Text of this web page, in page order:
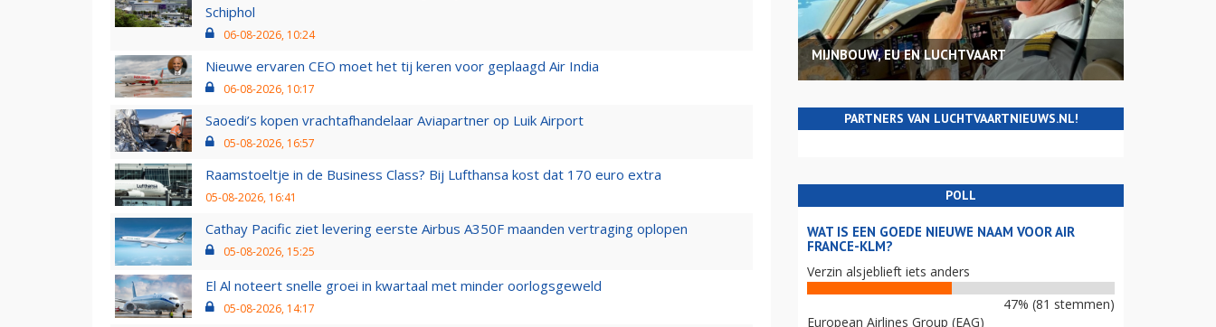
Schiphol
06-08-2026, 10:24
Nieuwe ervaren CEO moet het tij keren voor geplaagd Air India
06-08-2026, 10:17
Saoedi’s kopen vrachtafhandelaar Aviapartner op Luik Airport
05-08-2026, 16:57
Raamstoeltje in de Business Class? Bij Lufthansa kost dat 170 euro extra
05-08-2026, 16:41
Cathay Pacific ziet levering eerste Airbus A350F maanden vertraging oplopen
05-08-2026, 15:25
El Al noteert snelle groei in kwartaal met minder oorlogsgeweld
05-08-2026, 14:17
MIJNBOUW, EU EN LUCHTVAART
PARTNERS VAN LUCHTVAARTNIEUWS.NL!
POLL
WAT IS EEN GOEDE NIEUWE NAAM VOOR AIR
FRANCE-KLM?
Verzin alsjeblieft iets anders
47% (81 stemmen)
European Airlines Group (EAG)